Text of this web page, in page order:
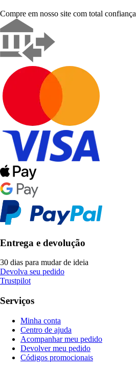
Compre em nosso site com total confiança
Entrega e devolução
30 dias para mudar de ideia
Devolva seu pedido
Trustpilot
Serviços
Minha conta
Centro de ajuda
Acompanhar meu pedido
Devolver meu pedido
Códigos promocionais